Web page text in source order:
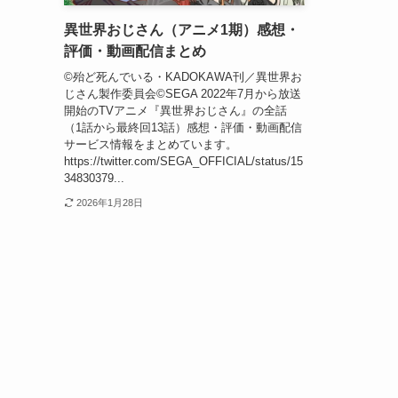
異世界おじさん（アニメ1期）感想・
評価・動画配信まとめ
©殆ど死んでいる・KADOKAWA刊／異世界お
じさん製作委員会©SEGA 2022年7月から放送
開始のTVアニメ『異世界おじさん』の全話
（1話から最終回13話）感想・評価・動画配信
サービス情報をまとめています。
https://twitter.com/SEGA_OFFICIAL/status/15
34830379...
2026年1月28日